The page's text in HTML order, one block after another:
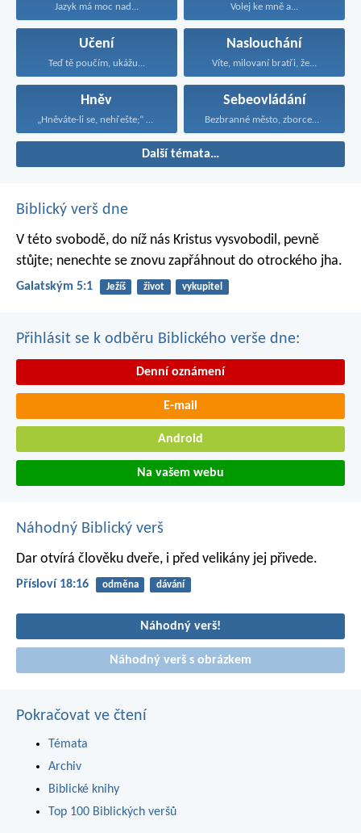
Jazyk má moc nad... Volej ke mně a...
Učení
Teď tě poučím, ukážu...
Naslouchání
Víte, milovaní bratři, že...
Hněv Sebeovládání
Bezbranné město, zborcená hradba...
Další témata…
Biblický verš dne
V této svobodě, do níž nás Kristus vysvobodil, pevně
stůjte; nenechte se znovu zapřáhnout do otrockého jha.
Galatským 5:1 Ježíš život vykupitel
Přihlásit se k odběru Biblického verše dne:
Denní oznámení
E-mail
Android
Na vašem webu
Náhodný Biblický verš
Dar otvírá člověku dveře, i před velikány jej přivede.
Přísloví 18:16 odměna dávání
Náhodný verš!
Náhodný verš s obrázkem
Pokračovat ve čtení
Témata
Archiv
Biblické knihy
Top 100 Biblických veršů